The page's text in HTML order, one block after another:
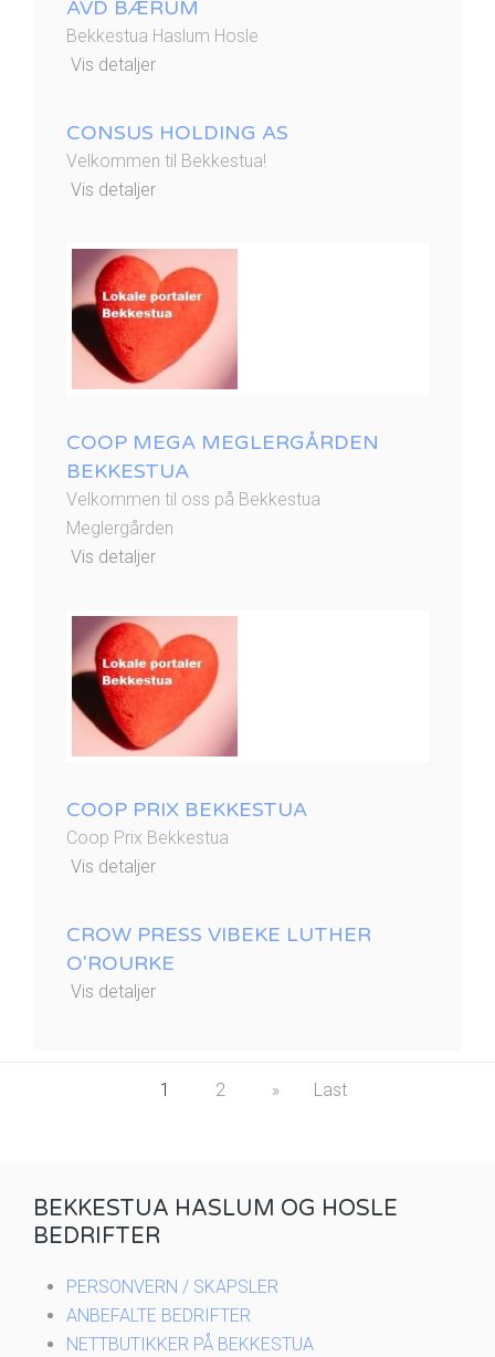
AVD BÆRUM
Bekkestua Haslum Hosle
Vis detaljer
CONSUS HOLDING AS
Velkommen til Bekkestua!
Vis detaljer
COOP MEGA MEGLERGÅRDEN
BEKKESTUA
Velkommen til oss på Bekkestua
Meglergården
Vis detaljer
COOP PRIX BEKKESTUA
Coop Prix Bekkestua
Vis detaljer
CROW PRESS VIBEKE LUTHER
O'ROURKE
Vis detaljer
1 2 » Last
BEKKESTUA HASLUM OG HOSLE
BEDRIFTER
PERSONVERN / SKAPSLER
ANBEFALTE BEDRIFTER
NETTBUTIKKER PÅ BEKKESTUA